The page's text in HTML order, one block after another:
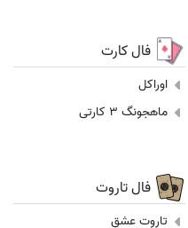
فال کارت
اوراکل
ماهجونگ 3 کارتی
فال تاروت
تاروت عشق